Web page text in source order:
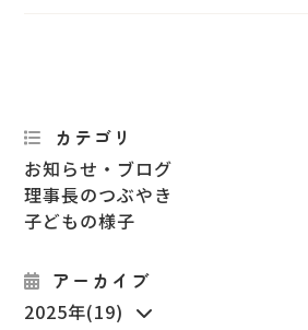
カテゴリ
お知らせ・ブログ
理事長のつぶやき
子どもの様子
アーカイブ
2025年(19)